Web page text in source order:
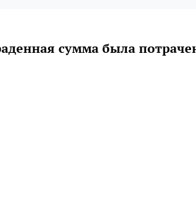
сумма была